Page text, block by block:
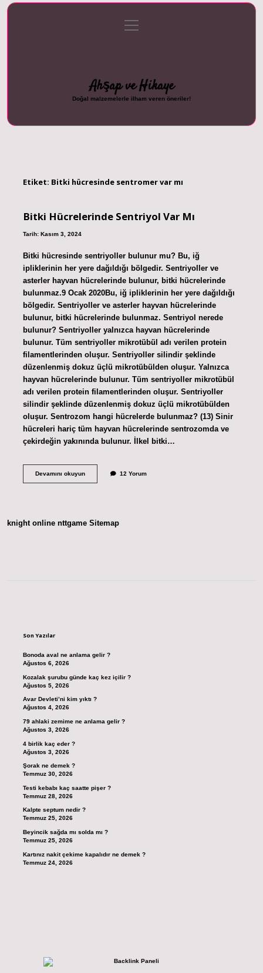
Gizlilik Politikası
menüyü
aç
Ahşap ve Hikaye
Doğal malzemelerle ilham veren öneriler!
Etiket: Bitki hücresinde sentromer var mı
Bitki Hücrelerinde Sentriyol Var Mı
Tarih: Kasım 3, 2024
Bitki hücresinde sentriyoller bulunur mu? Bu, iğ
ipliklerinin her yere dağıldığı bölgedir. Sentriyoller ve
asterler hayvan hücrelerinde bulunur, bitki hücrelerinde
bulunmaz.9 Ocak 2020Bu, iğ ipliklerinin her yere dağıldığı
bölgedir. Sentriyoller ve asterler hayvan hücrelerinde
bulunur, bitki hücrelerinde bulunmaz. Sentriyol nerede
bulunur? Sentriyoller yalnızca hayvan hücrelerinde
bulunur. Tüm sentriyoller mikrotübül adı verilen protein
filamentlerinden oluşur. Sentriyoller silindir şeklinde
düzenlenmiş dokuz üçlü mikrotübülden oluşur. Yalnızca
hayvan hücrelerinde bulunur. Tüm sentriyoller mikrotübül
adı verilen protein filamentlerinden oluşur. Sentriyoller
silindir şeklinde düzenlenmiş dokuz üçlü mikrotübülden
oluşur. Sentrozom hangi hücrelerde bulunmaz? (13) Sinir
hücreleri hariç tüm hayvan hücrelerinde sentrozomda ve
çekirdeğin yakınında bulunur. İlkel bitki…
Devamını okuyunBitki
12 Yorum
knight online nttgame Sitemap
Son Yazılar
Bonoda aval ne anlama gelir ?
Ağustos 6, 2026
Kozalak şurubu günde kaç kez içilir ?
Ağustos 5, 2026
Avar Devleti’ni kim yıktı ?
Ağustos 4, 2026
79 ahlaki zemime ne anlama gelir ?
Ağustos 3, 2026
4 birlik kaç eder ?
Ağustos 3, 2026
Şorak ne demek ?
Temmuz 30, 2026
Testi kebabı kaç saatte pişer ?
Temmuz 28, 2026
Kalpte septum nedir ?
Temmuz 25, 2026
Beyincik sağda mı solda mı ?
Temmuz 25, 2026
Kartınız nakit çekime kapalıdır ne demek ?
Temmuz 24, 2026